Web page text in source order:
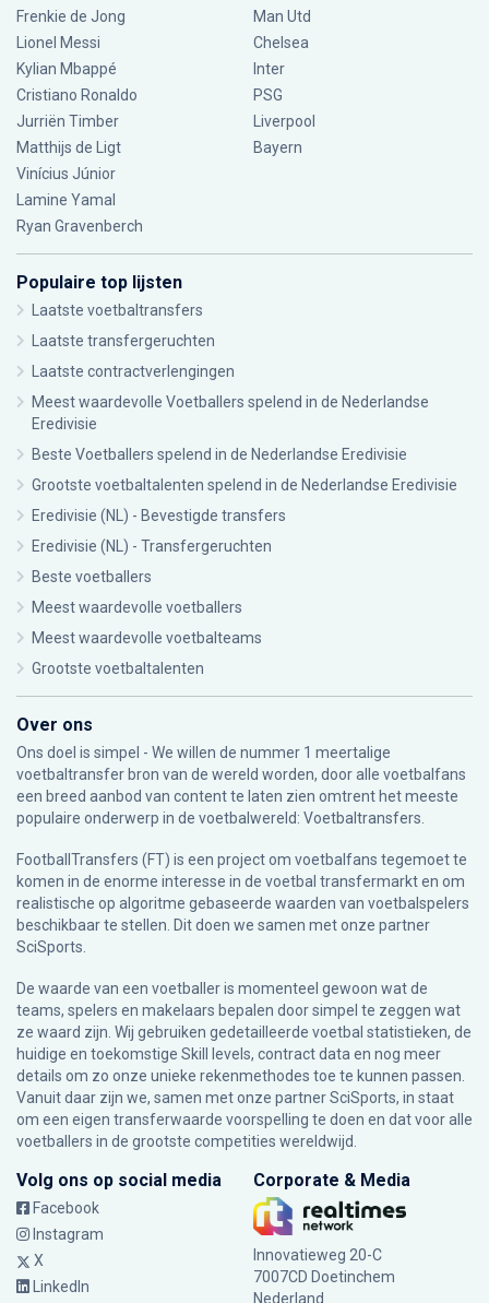
Frenkie de Jong
Lionel Messi
Kylian Mbappé
Cristiano Ronaldo
Jurriën Timber
Matthijs de Ligt
Vinícius Júnior
Lamine Yamal
Ryan Gravenberch
Man Utd
Chelsea
Inter
PSG
Liverpool
Bayern
Populaire top lijsten
Laatste voetbaltransfers
Laatste transfergeruchten
Laatste contractverlengingen
Meest waardevolle Voetballers spelend in de Nederlandse
Eredivisie
Beste Voetballers spelend in de Nederlandse Eredivisie
Grootste voetbaltalenten spelend in de Nederlandse Eredivisie
Eredivisie (NL) - Bevestigde transfers
Eredivisie (NL) - Transfergeruchten
Beste voetballers
Meest waardevolle voetballers
Meest waardevolle voetbalteams
Grootste voetbaltalenten
Over ons
Ons doel is simpel - We willen de nummer 1 meertalige
voetbaltransfer bron van de wereld worden, door alle voetbalfans
een breed aanbod van content te laten zien omtrent het meeste
populaire onderwerp in de voetbalwereld: Voetbaltransfers.
FootballTransfers (FT) is een project om voetbalfans tegemoet te
komen in de enorme interesse in de voetbal transfermarkt en om
realistische op algoritme gebaseerde waarden van voetbalspelers
beschikbaar te stellen. Dit doen we samen met onze partner
SciSports
De waarde van een voetballer is momenteel gewoon wat de
teams, spelers en makelaars bepalen door simpel te zeggen wat
ze waard zijn. Wij gebruiken gedetailleerde voetbal statistieken, de
huidige en toekomstige Skill levels, contract data en nog meer
details om zo onze unieke rekenmethodes toe te kunnen passen.
Vanuit daar zijn we, samen met onze partner SciSports, in staat
om een eigen transferwaarde voorspelling te doen en dat voor alle
voetballers in de grootste competities wereldwijd.
Volg ons op social media
Facebook
Instagram
X
LinkedIn
Corporate & Media
Innovatieweg 20-C
7007CD Doetinchem
Nederland